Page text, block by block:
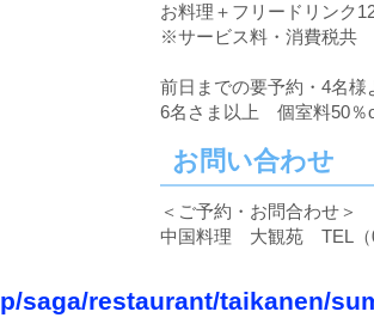
お料理＋フリードリンク
※サービス料・消費税共
前日までの要予約・4名様
6名さま以上 個室料50％
お問い合わせ
＜ご予約・お問合わせ＞
中国料理 大観苑 TEL（
saga/restaurant/taikanen/